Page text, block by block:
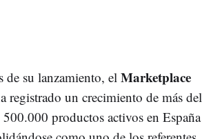
de su lanzamiento, el Marketplace
registrado un crecimiento de más del
productos activos en España